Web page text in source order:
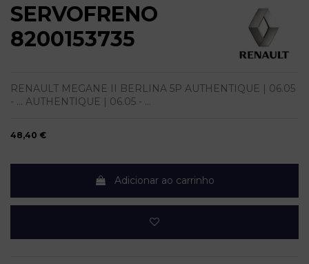
SERVOFRENO
8200153735
RENAULT MEGANE II BERLINA 5P AUTHENTIQUE | 06.05
- ... AUTHENTIQUE | 06.05 - ...
48,40 €
Adicionar ao carrinho